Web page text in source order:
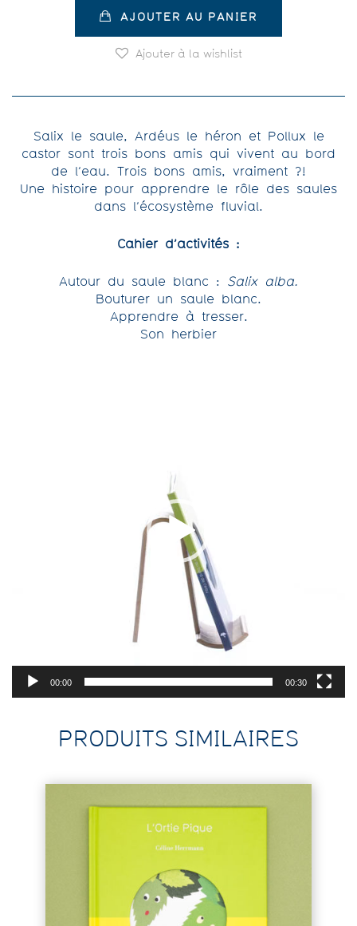
AJOUTER AU PANIER
Ajouter à la wishlist
Salix le saule, Ardéus le héron et Pollux le
castor sont trois bons amis qui vivent au bord
de l’eau. Trois bons amis, vraiment ?!
Une histoire pour apprendre le rôle des saules
dans l’écosystème fluvial.
Cahier d’activités :
Autour du saule blanc : Salix alba.
Bouturer un saule blanc.
Apprendre à tresser.
Son herbier
00:00 00:30
PRODUITS SIMILAIRES